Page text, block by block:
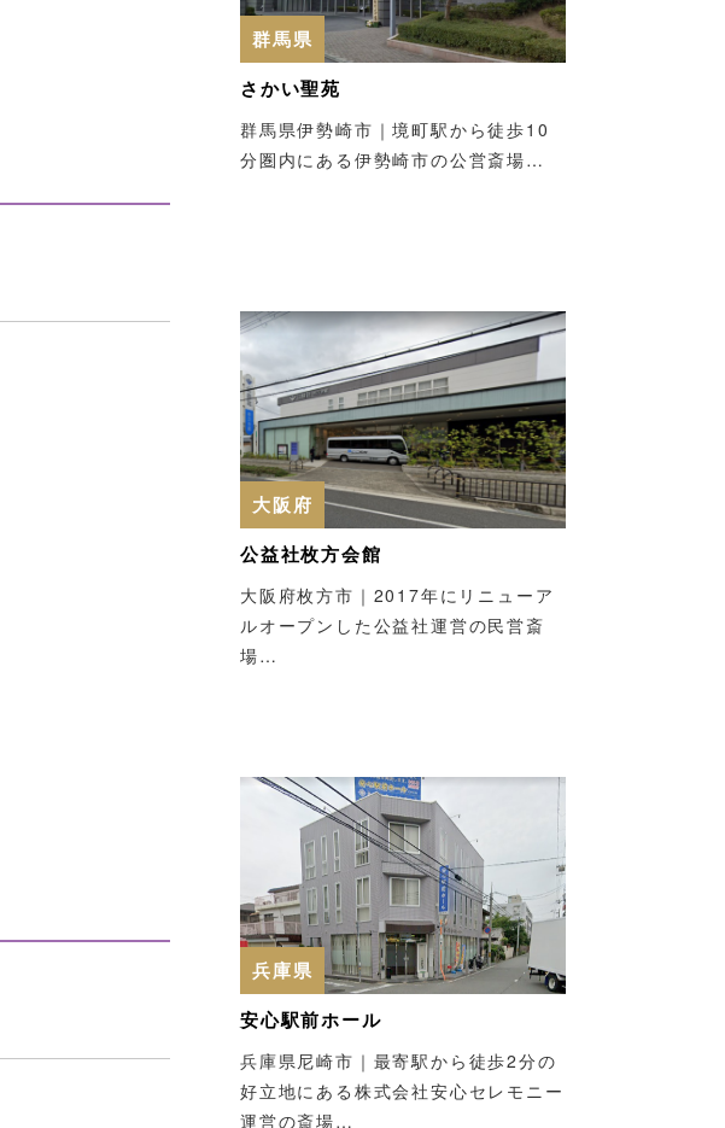
群馬県
さかい聖苑
群馬県伊勢崎市｜境町駅から徒歩10
分圏内にある伊勢崎市の公営斎場…
大阪府
公益社枚方会館
大阪府枚方市｜2017年にリニューア
ルオープンした公益社運営の民営斎
場…
兵庫県
安心駅前ホール
兵庫県尼崎市｜最寄駅から徒歩2分の
好立地にある株式会社安心セレモニー
運営の斎場…